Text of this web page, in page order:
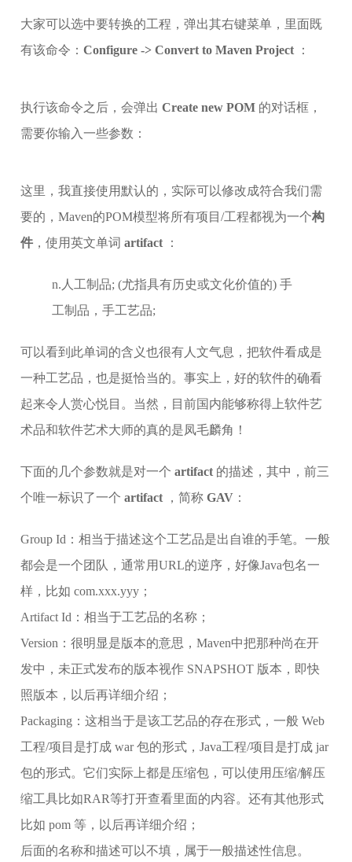
大家可以选中要转换的工程，弹出其右键菜单，里面既
有该命令：Configure -> Convert to Maven Project ：
执行该命令之后，会弹出Create new POM 的对话框，
需要你输入一些参数：
这里，我直接使用默认的，实际可以修改成符合我们需
要的，Maven的POM模型将所有项目/工程都视为一个构
件 ，使用英文单词artifact ：
n.人工制品; (尤指具有历史或文化价值的) 手
工制品，手工艺品;
可以看到此单词的含义也很有人文气息，把软件看成是
一种工艺品，也是挺恰当的。事实上，好的软件的确看
起来令人赏心悦目。当然，目前国内能够称得上软件艺
术品和软件艺术大师的真的是凤毛麟角！
下面的几个参数就是对一个artifact 的描述，其中，前三
个唯一标识了一个artifact ，简称GAV ：
Group Id：相当于描述这个工艺品是出自谁的手笔。一般
都会是一个团队，通常用URL的逆序，好像Java包名一
样，比如 com.xxx.yyy；
Artifact Id：相当于工艺品的名称；
Version：很明显是版本的意思，Maven中把那种尚在开
发中，未正式发布的版本视作 SNAPSHOT 版本，即快
照版本，以后再详细介绍；
Packaging：这相当于是该工艺品的存在形式，一般 Web
工程/项目是打成 war 包的形式，Java工程/项目是打成 jar
包的形式。它们实际上都是压缩包，可以使用压缩/解压
缩工具比如RAR等打开查看里面的内容。还有其他形式
比如 pom 等，以后再详细介绍；
后面的名称和描述可以不填，属于一般描述性信息。